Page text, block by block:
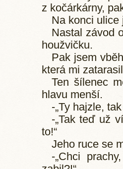
z kočárkárny,
Na konci ulice
Nastal závod
houžvičku.
Pak jsem
která mi
Ten šílenec
hlavu menší.
-„Ty hajzle,
-„Tak teď už
to!“
Jeho ruce se
-„Chci